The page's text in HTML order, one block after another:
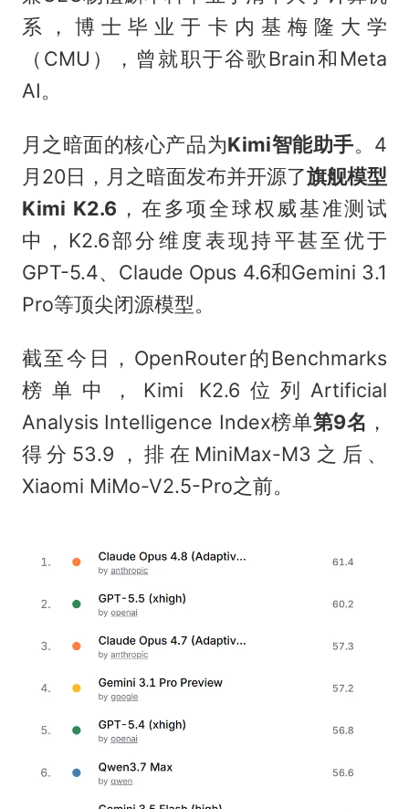
系，博士毕业于卡内基梅隆大学
（CMU），曾就职于谷歌Brain和Meta
AI。
月之暗面的核心产品为Kimi智能助手。4
月20日，月之暗面发布并开源了旗舰模型
Kimi K2.6 ，在多项全球权威基准测试
中，K2.6部分维度表现持平甚至优于
GPT-5.4、Claude Opus 4.6和Gemini 3.1
Pro等顶尖闭源模型。
截至今日，OpenRouter的Benchmarks
榜单中，Kimi K2.6位列Artificial
Analysis Intelligence Index榜单第9名 ，
得分53.9，排在MiniMax-M3之后、
Xiaomi MiMo-V2.5-Pro之前。